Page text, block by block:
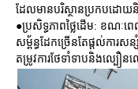
ដែលមានបរិស្ថានប្រកបដោយនិ
●ប្រសិទ្ធភាពថ្លៃដើម: ខណៈ
សម្ព័ន្ធដែកច្រើនតែផ្តល់កា
តម្រូវការថែទាំទាបនិងល្បឿន